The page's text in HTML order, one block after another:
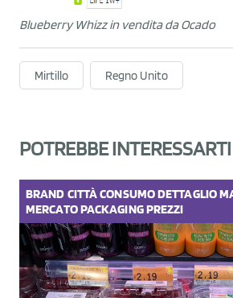
Blueberry Whizz in vendita da Ocado
Mirtillo Regno Unito
POTREBBE
BRAND CITTÀCONSUMODETTAGLIO
MERCATOPACKAGINGPREZZI